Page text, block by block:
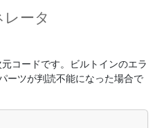
ータ
コードです。ビルトインのエラ
ーツが判読不能になった場合で